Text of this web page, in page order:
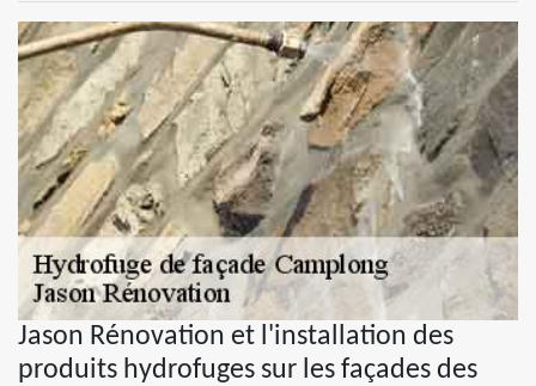
Jason Rénovation et l'installation des
produits hydrofuges sur les façades des